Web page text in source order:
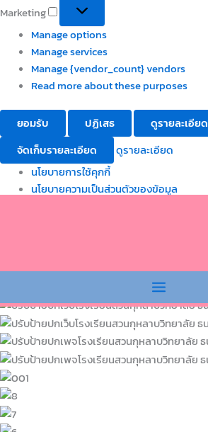
Marketing
Manage options
Manage services
Manage {vendor_count} vendors
Read more about these purposes
ยอมรับ ปฏิเสธ
ดูรายละเอียด
จัดเก็บรายละเอียด
ดูรายละเอียด
นโยบายการใช้คุกกี้
นโยบายความเป็นส่วนตัวของข้อมูล